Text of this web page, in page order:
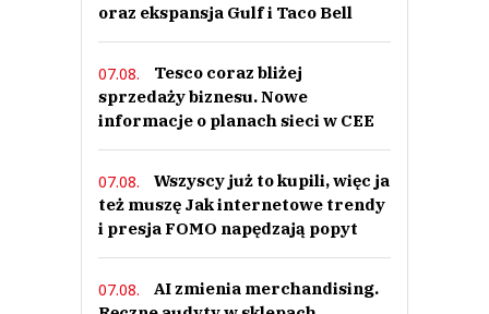
oraz ekspansja Gulf i Taco Bell
07.08.
Tesco coraz bliżej
sprzedaży biznesu. Nowe
informacje o planach sieci w CEE
07.08.
Wszyscy już to kupili, więc ja
też muszę Jak internetowe trendy
i presja FOMO napędzają popyt
07.08.
AI zmienia merchandising.